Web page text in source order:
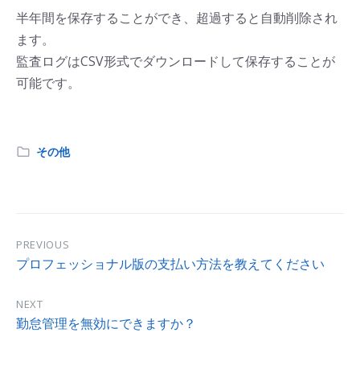
半年間を保存することができ、超過すると自動削除され
ます。
監査ログはCSV形式でダウンロードして保存することが
可能です。
その他
PREVIOUS
プロフェッショナル版の支払い方法を教えてください
NEXT
勤怠管理を無効にできますか？